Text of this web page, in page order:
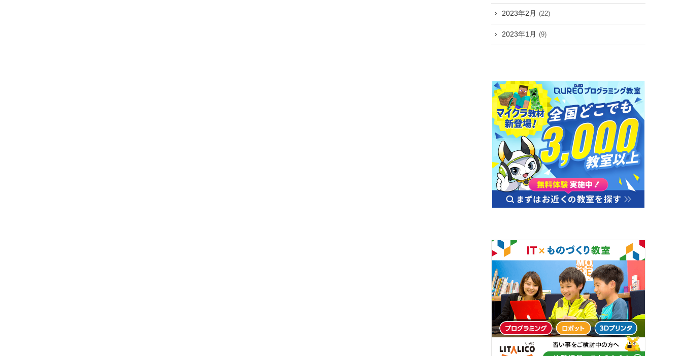
2023年2月 (22)
2023年1月 (9)